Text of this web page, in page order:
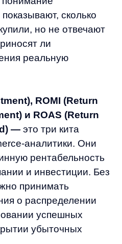
распределении
успешных
убыточных
и увеличить
В условиях
торговле